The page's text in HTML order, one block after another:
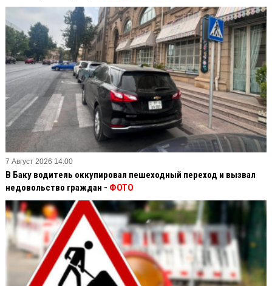
7 Август 2026 14:00
В Баку водитель оккупировал пешеходный переход и вызвал
недовольство граждан - ФОТО